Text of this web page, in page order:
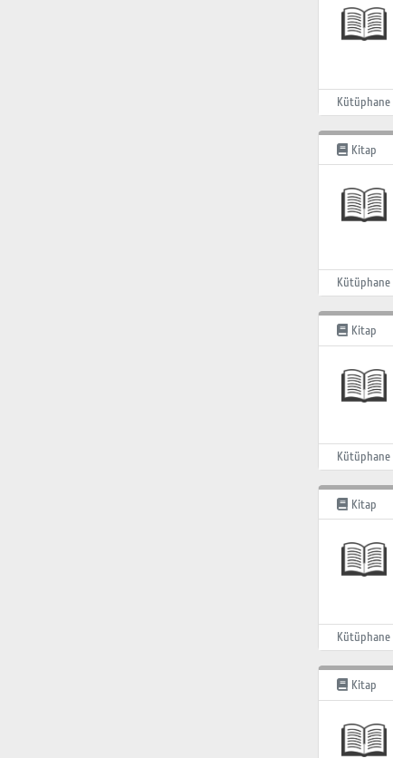
Kütüphane
Kitap
Kütüphane
Kitap
Kütüphane
Kitap
Kütüphane
Kitap